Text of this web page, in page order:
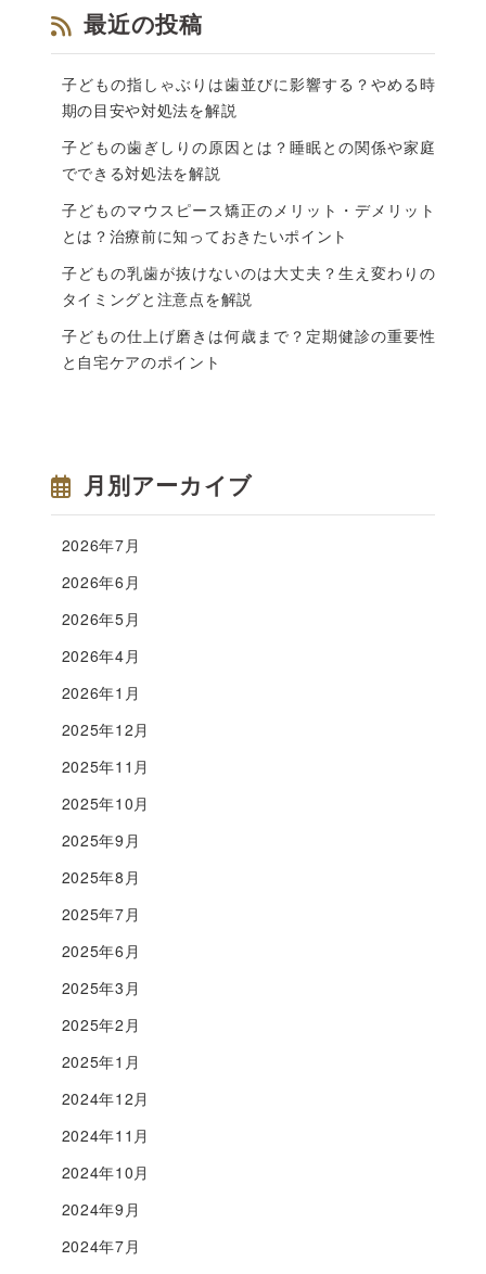
最近の投稿
子どもの指しゃぶりは歯並びに影響する？やめる時
期の目安や対処法を解説
子どもの歯ぎしりの原因とは？睡眠との関係や家庭
でできる対処法を解説
子どものマウスピース矯正のメリット・デメリット
とは？治療前に知っておきたいポイント
子どもの乳歯が抜けないのは大丈夫？生え変わりの
タイミングと注意点を解説
子どもの仕上げ磨きは何歳まで？定期健診の重要性
と自宅ケアのポイント
月別アーカイブ
2026年7月
2026年6月
2026年5月
2026年4月
2026年1月
2025年12月
2025年11月
2025年10月
2025年9月
2025年8月
2025年7月
2025年6月
2025年3月
2025年2月
2025年1月
2024年12月
2024年11月
2024年10月
2024年9月
2024年7月